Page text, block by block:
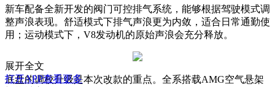
新车配备全新开发的阀门可控排气系统，能够根据驾驶模式调
整声浪表现。舒适模式下排气声浪更为内敛，适合日常通勤使
用；运动模式下，V8发动机的原始声浪会充分释放。
底盘的调校升级是本次改款的重点。全系搭载AMG空气悬架
展开全文
打开APP查看更多